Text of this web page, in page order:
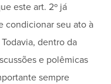
este art. 2º já
condicionar seu ato à
dentro da
e polêmicas
sempre